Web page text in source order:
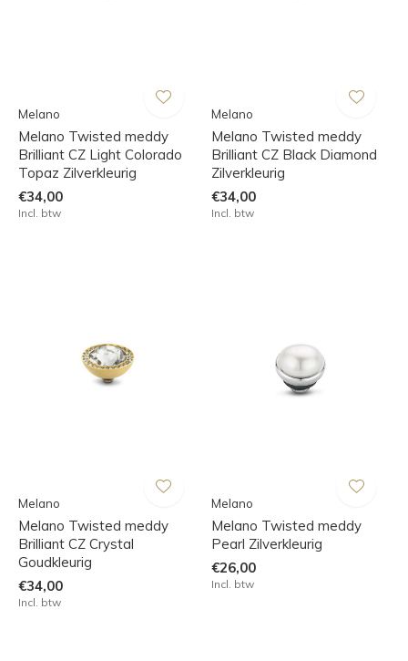
Melano
Melano Twisted meddy
Brilliant CZ Light Colorado
Topaz Zilverkleurig
€34,00
Incl. btw
Melano
Melano Twisted meddy
Brilliant CZ Black Diamond
Zilverkleurig
€34,00
Incl. btw
Melano
Melano Twisted meddy
Brilliant CZ Crystal
Goudkleurig
€34,00
Incl. btw
Melano
Melano Twisted meddy
Pearl Zilverkleurig
€26,00
Incl. btw